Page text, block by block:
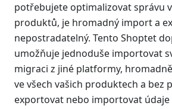
potřebujete optimalizovat správu
produktů, je hromadný import a
nepostradatelný. Tento Shoptet
umožňuje jednoduše importovat
migraci z jiné platformy,
ve všech vašich produktech a bez
exportovat nebo importovat údaje